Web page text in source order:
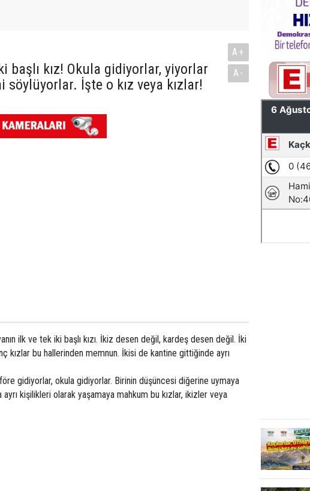
kız! Okula gidiyorlar, yiyorlar
İşte o kız veya kızlar!
A+
A-
ilk ve tek iki başlı kızı. İkiz desen değil, kardeş desen değil. İki
kızlar bu hallerinden memnun. İkisi de kantine gittiğinde ayrı
gidiyorlar, okula gidiyorlar. Birinin düşüncesi diğerine uymaya
kişilikleri olarak yaşamaya mahkum bu kızlar, ikizler veya